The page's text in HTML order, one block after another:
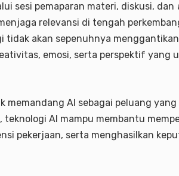
sesi pemaparan materi, diskusi, dan
relevansi di tengah
tidak akan sepenuhnya
emosi, serta perspektif yang
memandang AI sebagai peluang
AI mampu membantu
pekerjaan, serta menghasilkan